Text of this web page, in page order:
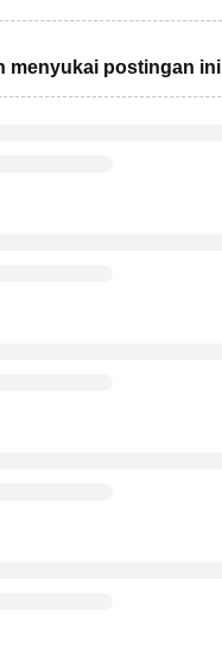
menyukai postingan ini